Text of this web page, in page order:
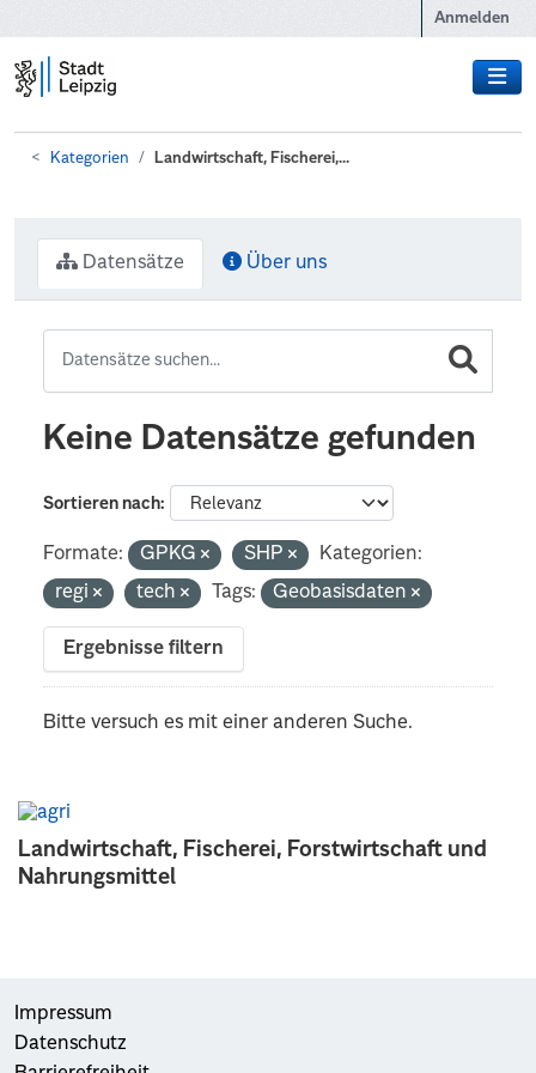
Anmelden
Kategorien Landwirtschaft, Fischerei,...
Landwirtschaft, Fischerei, Forstwirtschaft und
Nahrungsmittel
Datensätze Über uns
Keine Datensätze gefunden
Sortieren nach
Formate: GPKG SHP
Kategorien:
regi
tech Tags: Geobasisdaten
Ergebnisse filtern
Bitte versuch es mit einer anderen Suche.
Impressum
Datenschutz